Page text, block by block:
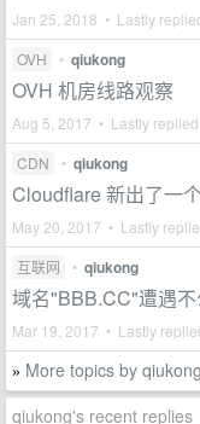
Jan 25, 2018 • Lastly
OVH • qiukong
OVH 机房线路观察
Aug 5, 2017 • Lastly
CDN • qiukong
Cloudflare 新出了一
May 20, 2017 • Lastly
互联网 • qiukong
域名"BBB.CC"遭遇
Mar 19, 2017 • Lastly
» More topics by qiukong
qiukong's recent replies